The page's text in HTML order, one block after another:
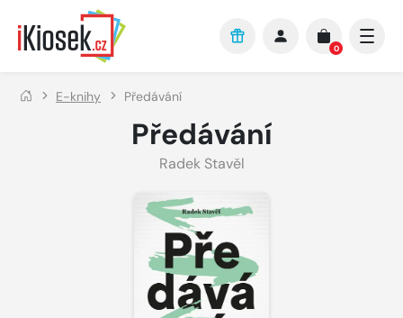
Přejít na hlavní obsah
0
E-knihy Předávání
Předávání
Radek Stavěl